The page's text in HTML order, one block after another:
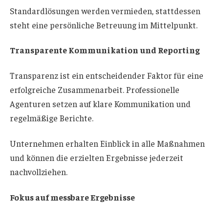
Standardlösungen werden vermieden, stattdessen
steht eine persönliche Betreuung im Mittelpunkt.
Transparente Kommunikation und Reporting
Transparenz ist ein entscheidender Faktor für eine
erfolgreiche Zusammenarbeit. Professionelle
Agenturen setzen auf klare Kommunikation und
regelmäßige Berichte.
Unternehmen erhalten Einblick in alle Maßnahmen
und können die erzielten Ergebnisse jederzeit
nachvollziehen.
Fokus auf messbare Ergebnisse